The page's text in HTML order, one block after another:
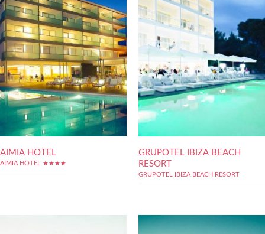
AIMIA HOTEL
AIMIA HOTEL ★★★★
GRUPOTEL IBIZA BEACH
RESORT
GRUPOTEL IBIZA BEACH RESORT